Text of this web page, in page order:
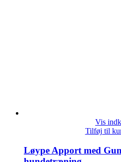
Vis
Tilføj til
Løype Apport med